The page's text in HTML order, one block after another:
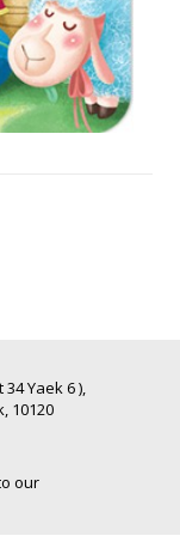
Yaek 6 ),
10120
our